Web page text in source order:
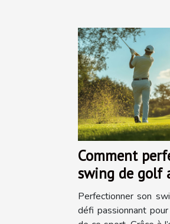
Comment
swing de golf
en ligne
Perfectionner son
défi passionnant